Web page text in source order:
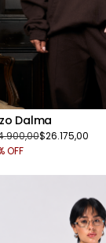
Dalma
$26.175,00
OFF